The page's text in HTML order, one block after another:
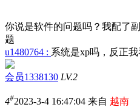
你说是软件的问题吗？我配了
题
u1480764 : 系统是xp吗，反正
会员1338130 LV.2
4#2023-3-4 16:47:04 来自 越南